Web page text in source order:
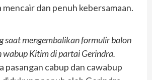
mencair dan penuh kebersamaan.
saat mengembalikan formulir balon
wabup Kitim di partai Gerindra.
pasangan cabup dan cawabup